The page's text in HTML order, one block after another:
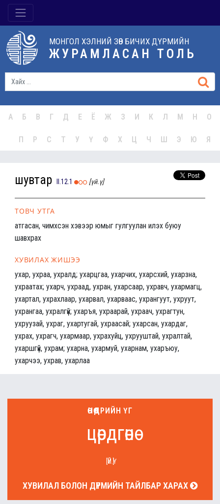
МОНГОЛ ХЭЛНИЙ ЗӨВ БИЧИХ ДҮРМИЙН
ЖУРАМЛАСАН ТОЛЬ
А Б В Г Д Е Ё Ж З И К Л М Н О
П Р С Т У Ү Ф Х Ц Ч Ш Э Ю Я
шувтар II.12.1 [үй.ү]
ТОВЧ УТГА
атгасан, чимхсэн хэвээр юмыг гулгуулан илэх буюу
шавхрах
ХУВИЛАХ ЖИШЭЭ
ухар, ухраа, ухралд; ухарцгаа, ухарчих, ухарсхий, ухарзна,
ухраатах; ухарч, ухраад, ухран, ухарсаар, ухравч, ухармагц,
ухартал, ухрахлаар, ухарвал, ухарваас, ухрангуут, ухруут,
ухрангаа, ухралгүй; ухаръя, ухраарай, ухраач, ухрагтун,
ухруузай, ухраг, ухартугай, ухраасай; ухарсан, ухардаг,
ухрах, ухрагч, ухармаар, ухрахуйц, ухрууштай, ухралтай,
ухаршгүй, ухрам; ухарна, ухармуй, ухарнам, ухаръюу,
ухарчээ, ухрав, ухарлаа
ӨНӨӨДРИЙН ҮГ
цөрдгөнө
[ҮЙ.Ү]
ХУВИЛАЛ БОЛОН ДҮРМИЙН ТАЙЛБАР ХАРАХ